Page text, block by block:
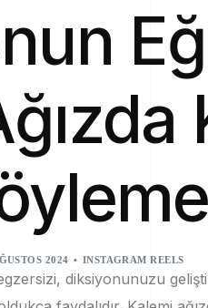
2024 INSTAGRAM REELS
diksiyonunuzu